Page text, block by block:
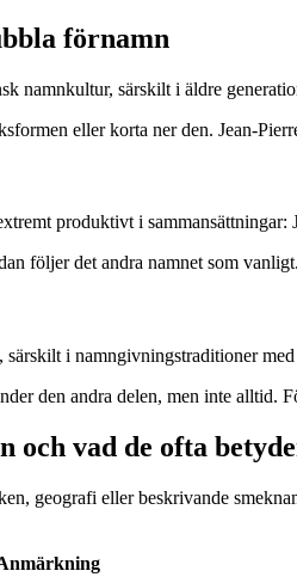
förnamn
namnkultur, särskilt i äldre
eller korta ner den. Jean-
produktivt i sammansättningar:
följer det andra namnet som vanligt.
särskilt i namngivningstraditioner
den andra delen, men inte alltid.
och vad de ofta
geografi eller beskrivande